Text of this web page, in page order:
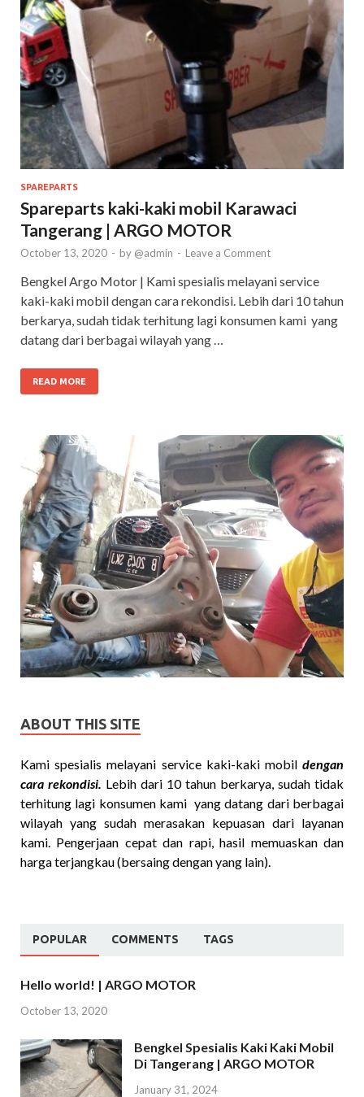
SPAREPARTS
Spareparts kaki-kaki mobil Karawaci
Tangerang | ARGO MOTOR
October 13, 2020 - by @admin - Leave a Comment
Bengkel Argo Motor | Kami spesialis melayani service
kaki-kaki mobil dengan cara rekondisi. Lebih dari 10 tahun
berkarya, sudah tidak terhitung lagi konsumen kami yang
datang dari berbagai wilayah yang …
READ MORE
ABOUT THIS SITE
Kami spesialis melayani service kaki-kaki mobil dengan
cara rekondisi. Lebih dari 10 tahun berkarya, sudah tidak
terhitung lagi konsumen kami yang datang dari berbagai
wilayah yang sudah merasakan kepuasan dari layanan
kami. Pengerjaan cepat dan rapi, hasil memuaskan dan
harga terjangkau (bersaing dengan yang lain).
POPULAR COMMENTS TAGS
Hello world! | ARGO MOTOR
October 13, 2020
Bengkel Spesialis Kaki Kaki Mobil
Di Tangerang | ARGO MOTOR
January 31, 2024